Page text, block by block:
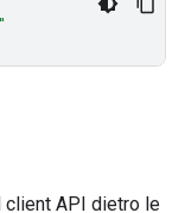
client API dietro le